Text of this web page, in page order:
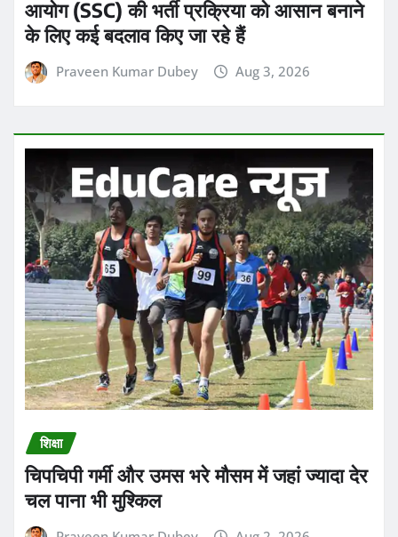
Praveen Kumar Dubey Aug 3, 2026
शिक्षा
चिपचिपी गर्मी और उमस भरे मौसम में जहां ज्यादा देर
चल पाना भी मुश्किल
Praveen Kumar Dubey Aug 2, 2026